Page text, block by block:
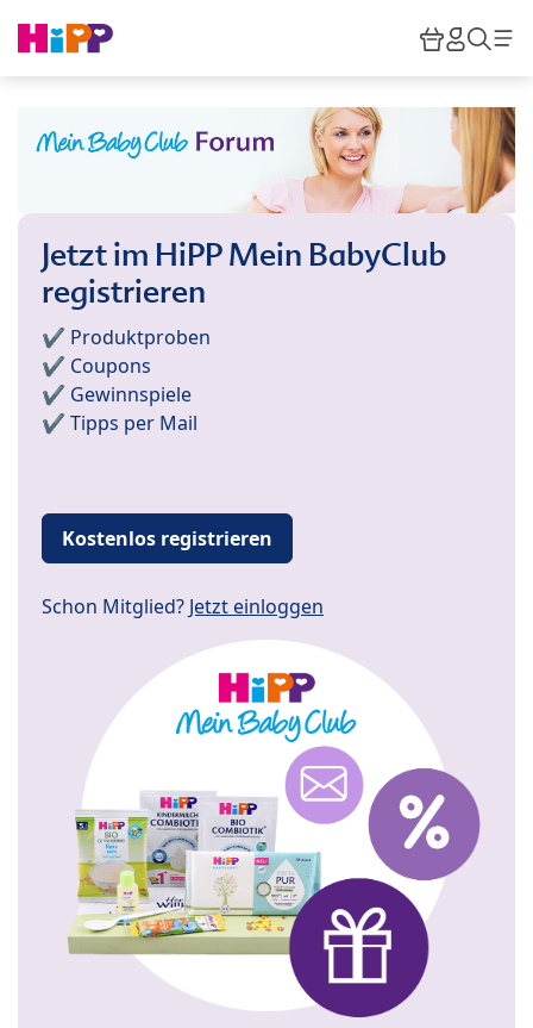
HiPP
Jetzt im HiPP Mein BabyClub
registrieren
✔️ Produktproben
✔️ Coupons
✔️ Gewinnspiele
✔️ Tipps per Mail
Kostenlos registrieren
Schon Mitglied? Jetzt einloggen